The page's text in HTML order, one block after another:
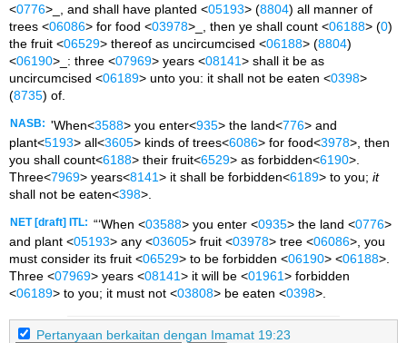
<0776>_, and shall have planted <05193> (8804) all manner of
trees <06086> for food <03978>_, then ye shall count <06188> (0)
the fruit <06529> thereof as uncircumcised <06188> (8804)
<06190>_: three <07969> years <08141> shall it be as
uncircumcised <06189> unto you: it shall not be eaten <0398>
(8735) of.
NASB: 'When<3588> you enter<935> the land<776> and
plant<5193> all<3605> kinds of trees<6086> for food<3978>, then
you shall count<6188> their fruit<6529> as forbidden<6190>.
Three<7969> years<8141> it shall be forbidden<6189> to you; it
shall not be eaten<398>.
NET [draft] ITL: “‘When <03588> you enter <0935> the land <0776>
and plant <05193> any <03605> fruit <03978> tree <06086>, you
must consider its fruit <06529> to be forbidden <06190> <06188>.
Three <07969> years <08141> it will be <01961> forbidden
<06189> to you; it must not <03808> be eaten <0398>.
Pertanyaan berkaitan dengan Imamat 19:23